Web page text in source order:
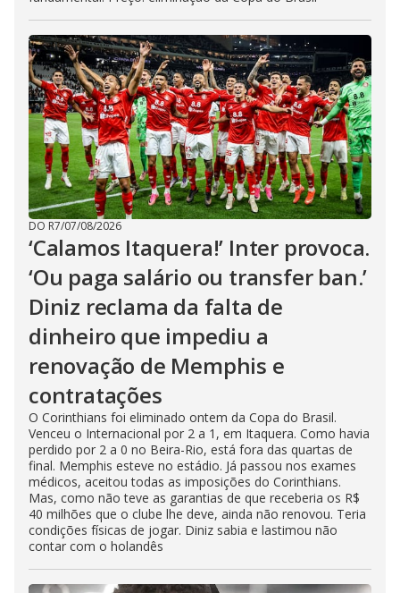
DO R7/07/08/2026
‘Calamos Itaquera!’ Inter provoca.
‘Ou paga salário ou transfer ban.’
Diniz reclama da falta de
dinheiro que impediu a
renovação de Memphis e
contratações
O Corinthians foi eliminado ontem da Copa do Brasil.
Venceu o Internacional por 2 a 1, em Itaquera. Como havia
perdido por 2 a 0 no Beira-Rio, está fora das quartas de
final. Memphis esteve no estádio. Já passou nos exames
médicos, aceitou todas as imposições do Corinthians.
Mas, como não teve as garantias de que receberia os R$
40 milhões que o clube lhe deve, ainda não renovou. Teria
condições físicas de jogar. Diniz sabia e lastimou não
contar com o holandês